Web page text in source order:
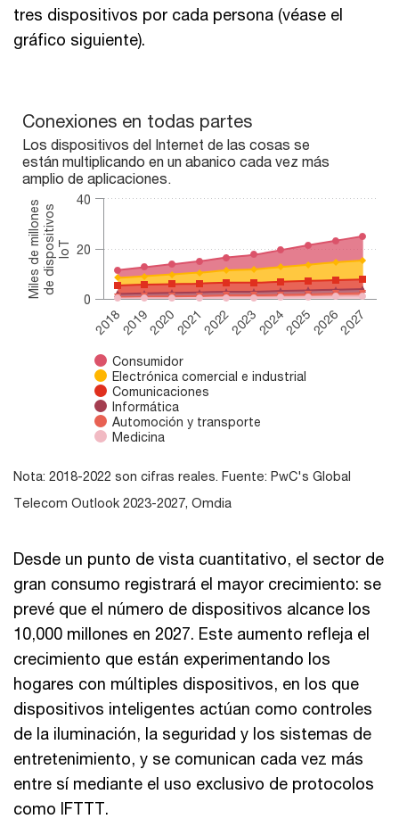
tres dispositivos por cada persona (véase el
gráfico siguiente).
Conexiones en todas partes
Chart with 6 data series.
Los dispositivos del Internet de las cosas se están
The chart has 1 X axis displaying categories.
The chart has 1 Y axis displaying Miles de millones de
Miles de millonesde dispositivosIoT
Conexiones en todas partes
Los dispositivos del Internet de las cosas se
están multiplicando en un abanico cada vez más
amplio de aplicaciones.
Consumidor
Electrónica comercial e industrial
Comunicaciones
Informática
Automoción y transporte
Medicina
2018201920202021202220232024202520262027
0
20
40
End of interactive chart.
Nota: 2018-2022 son cifras reales. Fuente: PwC's Global
Telecom Outlook 2023-2027, Omdia
Desde un punto de vista cuantitativo, el sector de
gran consumo registrará el mayor crecimiento: se
prevé que el número de dispositivos alcance los
10,000 millones en 2027. Este aumento refleja el
crecimiento que están experimentando los
hogares con múltiples dispositivos, en los que
dispositivos inteligentes actúan como controles
de la iluminación, la seguridad y los sistemas de
entretenimiento, y se comunican cada vez más
entre sí mediante el uso exclusivo de protocolos
como IFTTT.